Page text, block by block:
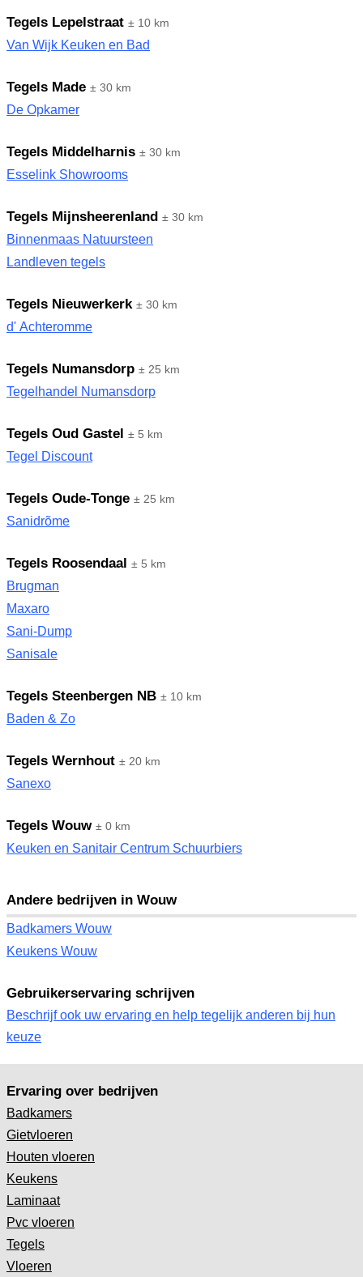
Tegels Lepelstraat ± 10 km
Van Wijk Keuken en Bad
Tegels Made ± 30 km
De Opkamer
Tegels Middelharnis ± 30 km
Esselink Showrooms
Tegels Mijnsheerenland ± 30 km
Binnenmaas Natuursteen
Landleven tegels
Tegels Nieuwerkerk ± 30 km
d' Achteromme
Tegels Numansdorp ± 25 km
Tegelhandel Numansdorp
Tegels Oud Gastel ± 5 km
Tegel Discount
Tegels Oude-Tonge ± 25 km
Sanidrõme
Tegels Roosendaal ± 5 km
Brugman
Maxaro
Sani-Dump
Sanisale
Tegels Steenbergen NB ± 10 km
Baden & Zo
Tegels Wernhout ± 20 km
Sanexo
Tegels Wouw ± 0 km
Keuken en Sanitair Centrum Schuurbiers
Andere bedrijven in Wouw
Badkamers Wouw
Keukens Wouw
Gebruikerservaring schrijven
Beschrijf ook uw ervaring en help tegelijk anderen bij hun
keuze
Ervaring over bedrijven
Badkamers
Gietvloeren
Houten vloeren
Keukens
Laminaat
Pvc vloeren
Tegels
Vloeren